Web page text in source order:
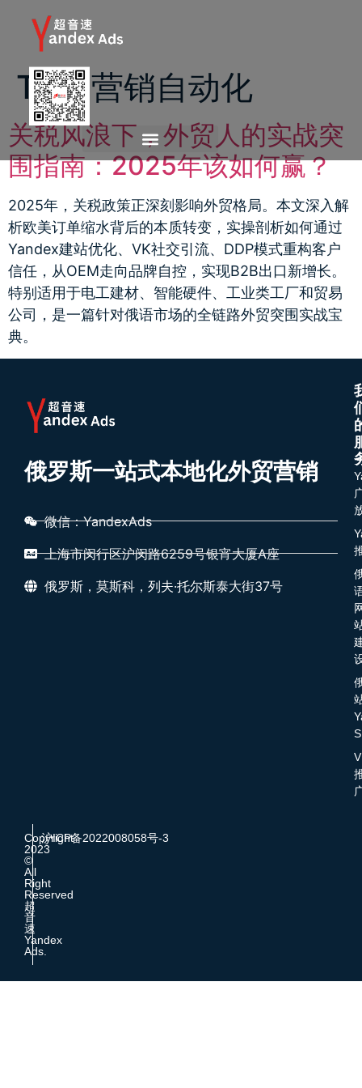
Tag:营销自动化
关税风浪下，外贸人的实战突
围指南：2025年该如何赢？
2025年，关税政策正深刻影响外贸格局。本文深入解
析欧美订单缩水背后的本质转变，实操剖析如何通过
Yandex建站优化、VK社交引流、DDP模式重构客户
信任，从OEM走向品牌自控，实现B2B出口新增长。
特别适用于电工建材、智能硬件、工业类工厂和贸易
公司，是一篇针对俄语市场的全链路外贸突围实战宝
典。
俄罗斯一站式本地化外贸营销
微信：YandexAds
上海市闵行区沪闵路6259号银宵大厦A座
俄罗斯，莫斯科，列夫·托尔斯泰大街37号
Copyright
2023
©
All
Right
Reserved
超
音
速
Yandex
Ads.
沪ICP备2022008058号-3